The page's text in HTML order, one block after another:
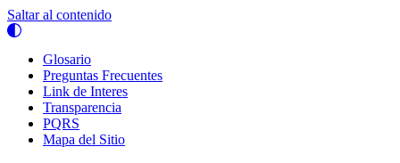
Saltar al contenido
Glosario
Preguntas Frecuentes
Link de Interes
Transparencia
PQRS
Mapa del Sitio